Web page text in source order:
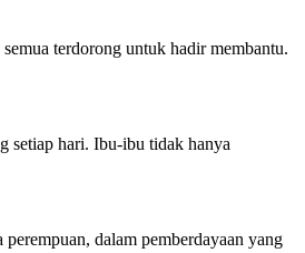
terdorong untuk hadir membantu.
setiap hari. Ibu-ibu tidak hanya
dalam pemberdayaan yang